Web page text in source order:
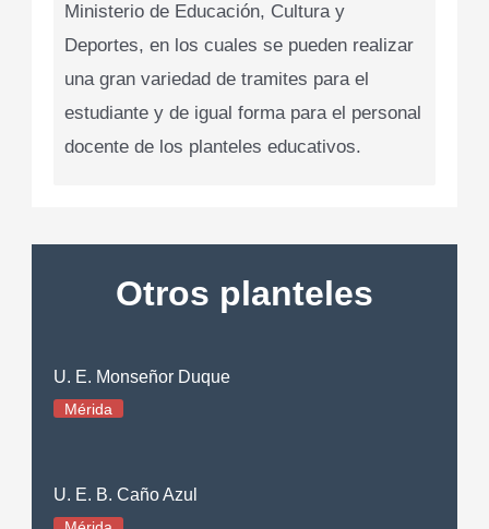
Ministerio de Educación, Cultura y
Deportes, en los cuales se pueden realizar
una gran variedad de tramites para el
estudiante y de igual forma para el personal
docente de los planteles educativos.
Otros planteles
U. E. Monseñor Duque
Mérida
U. E. B. Caño Azul